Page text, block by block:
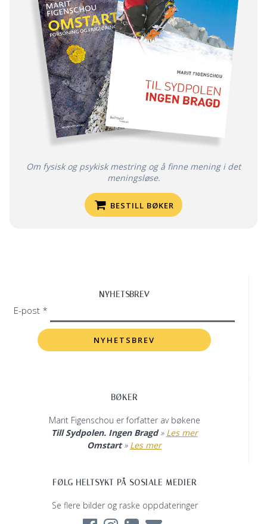
Om fysisk og psykisk mestring og å finne mening i det
meningsløse.
BESTILL BØKER
NYHETSBREV
E-post *
BØKER
Marit Figenschou er forfatter av bøkene
Till Sydpolen. Ingen Bragd» Les mer
Omstart» Les mer
FØLG HELTSYKT PÅ SOSIALE MEDIER
Se flere bilder og raske oppdateringer